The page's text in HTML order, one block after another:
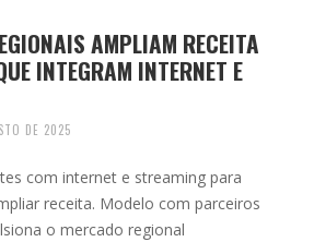
AMPLIAM RECEITA
INTEGRAM INTERNET E
DE 2025
com internet e streaming para
receita. Modelo com parceiros
o mercado regional